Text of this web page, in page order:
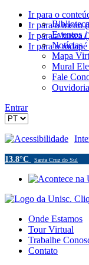
Ir para o
Ir para o menu
Ir para a busca
Ir para o
Biblioteca
Eventos
Notícias
Mapa
Mural
Fale
Ouvidoria
Entrar
Acessibilidade
13.8°C Santa Cruz do Sul
Onde Estamos
Tour Virtual
Trabalhe
Contato